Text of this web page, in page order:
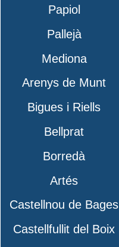
Papiol
Pallejà
Mediona
Arenys de Munt
Bigues i Riells
Bellprat
Borredà
Artés
Castellnou de Bages
Castellfullit del Boix